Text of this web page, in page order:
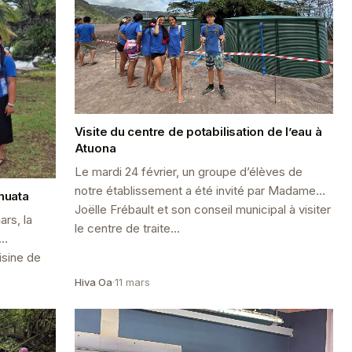
la
de
Visite du centre de potabilisation de l’eau à
Atuona
Le mardi 24 février, un groupe d’élèves de
notre établissement a été invité par Madame
Joëlle Frébault et son conseil municipal à visiter
le centre de traite...
Hiva Oa·11 mars